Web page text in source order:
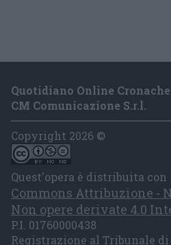
Quotidiano Online
CM Comunicazione S.r.l.
Copyright 2026 ©
Quest'opera è distribuita con
Commons Attribuzione -
Non opere derivate 4.0
P.I. 01760000438
Registrazione al Tribunale di